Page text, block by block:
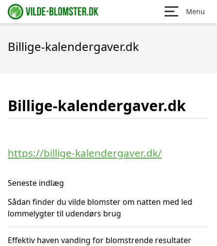
Menu
Billige-kalendergaver.dk
Billige-kalendergaver.dk
https://billige-kalendergaver.dk/
Seneste indlæg
Sådan finder du vilde blomster om natten med led
lommelygter til udendørs brug
Effektiv haven vanding for blomstrende resultater